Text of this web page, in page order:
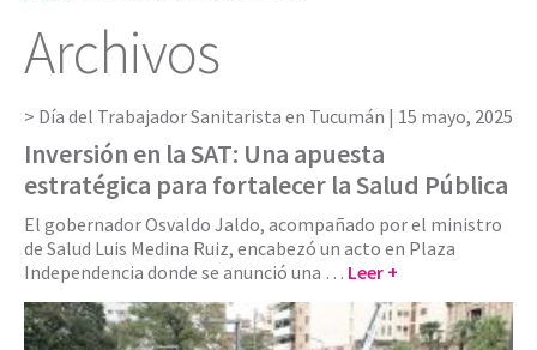
Archivos
Día del Trabajador Sanitarista en Tucumán | 15 mayo, 2025
Inversión en la SAT: Una apuesta
estratégica para fortalecer la Salud Pública
El gobernador Osvaldo Jaldo, acompañado por el ministro
de Salud Luis Medina Ruiz, encabezó un acto en Plaza
Independencia donde se anunció una … Leer +